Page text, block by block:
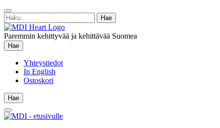
Siirry
sisältöön
Sulje
hae
Haku:
Paremmin kehittyvää ja kehittävää Suomea
Hae
Hae
Yhteystiedot
In English
Ostoskori
Hae
Hae
Main
Menu